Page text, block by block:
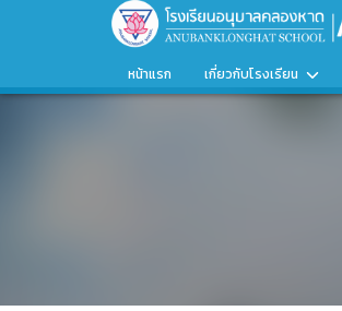
หน้าแรก เกี่ยวกับโรงเรียน